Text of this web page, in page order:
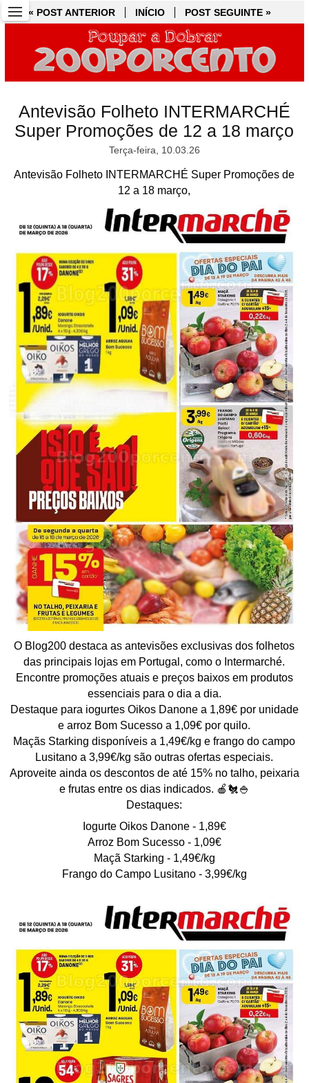
« POST ANTERIOR INÍCIO POST SEGUINTE »
Antevisão Folheto INTERMARCHÉ
Super Promoções de 12 a 18 março
Terça-feira, 10.03.26
Antevisão Folheto INTERMARCHÉ Super Promoções de
12 a 18 março,
O Blog200 destaca as antevisões exclusivas dos folhetos
das principais lojas em Portugal, como o Intermarché.
Encontre promoções atuais e preços baixos em produtos
essenciais para o dia a dia.
Destaque para iogurtes Oikos Danone a 1,89€ por unidade
e arroz Bom Sucesso a 1,09€ por quilo.
Maçãs Starking disponíveis a 1,49€/kg e frango do campo
Lusitano a 3,99€/kg são outras ofertas especiais.
Aproveite ainda os descontos de até 15% no talho, peixaria
e frutas entre os dias indicados. 🍎🐔🍚
Destaques:
Iogurte Oikos Danone - 1,89€
Arroz Bom Sucesso - 1,09€
Maçã Starking - 1,49€/kg
Frango do Campo Lusitano - 3,99€/kg
« POST ANTERIOR INÍCIO POST SEGUINTE »